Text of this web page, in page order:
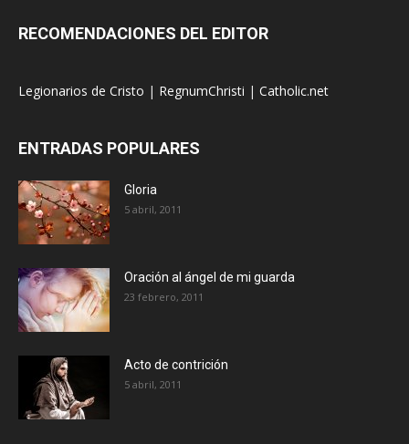
RECOMENDACIONES DEL EDITOR
Legionarios de Cristo | RegnumChristi | Catholic.net
ENTRADAS POPULARES
Gloria
5 abril, 2011
Oración al ángel de mi guarda
23 febrero, 2011
Acto de contrición
5 abril, 2011